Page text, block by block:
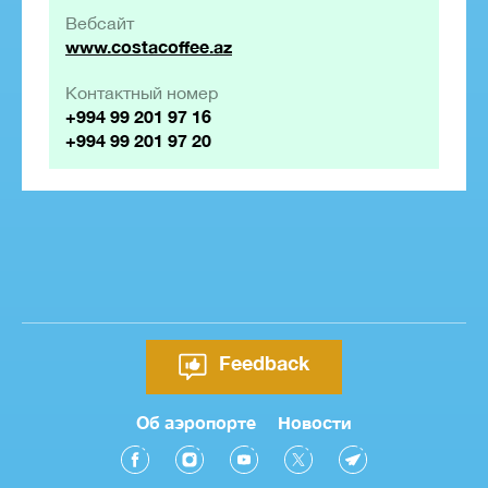
Вебсайт
www.costacoffee.az
Контактный номер
+994 99 201 97 16
+994 99 201 97 20
Feedback
Об аэропорте Новости